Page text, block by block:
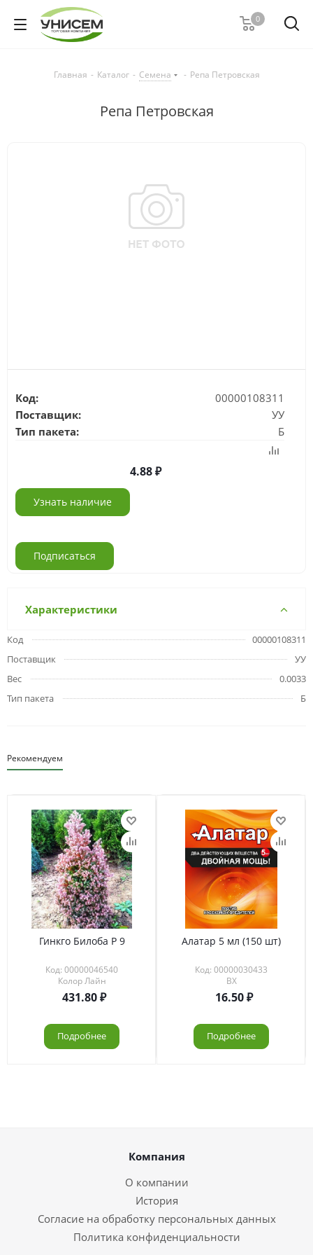
0
Главная - Каталог - Семена - Репа Петровская
Репа Петровская
Код:
00000108311
Поставщик:
УУ
Тип пакета:
Б
4.88
Узнать наличие
Подписаться
Характеристики
Код
00000108311
Поставщик
УУ
Вес
0.0033
Тип пакета
Б
Рекомендуем
Гинкго Билоба Р 9
Код: 00000046540
Колор Лайн
431.80
Подробнее
Алатар 5 мл (150 шт)
Код: 00000030433
ВХ
16.50
Подробнее
Компания
О компании
История
Согласие на обработку персональных данных
Политика конфиденциальности